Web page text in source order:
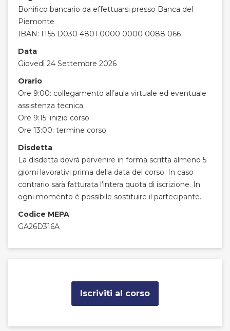
Bonifico bancario da effettuarsi presso Banca del
Piemonte
IBAN: IT55 D030 4801 0000 0000 0088 066
Data
Giovedì 24 Settembre 2026
Orario
Ore 9:00: collegamento all’aula virtuale ed eventuale
assistenza tecnica
Ore 9:15: inizio corso
Ore 13:00: termine corso
Disdetta
La disdetta dovrà pervenire in forma scritta almeno 5
giorni lavorativi prima della data del corso. In caso
contrario sarà fatturata l’intera quota di iscrizione. In
ogni momento è possibile sostituire il partecipante.
Codice MEPA
GA26D316A
Iscriviti al corso